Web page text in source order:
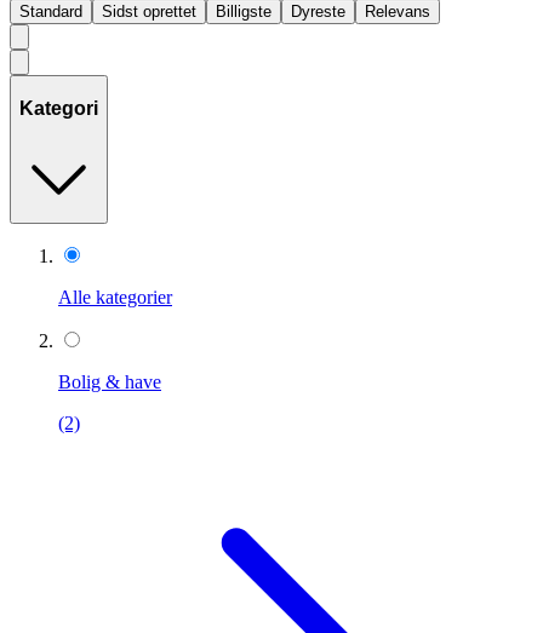
Standard
Sidst oprettet Billigste Dyreste Relevans
Kategori
Alle kategorier
Bolig & have
(2)